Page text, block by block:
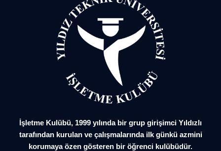
İşletme Kulübü, 1999 yılında bir grup girişimci Yıldızlı
tarafından kurulan ve çalışmalarında ilk günkü azmini
korumaya özen gösteren bir öğrenci kulübüdür.